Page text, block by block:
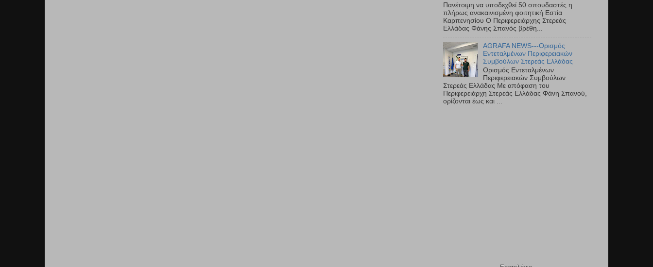
Πανέτοιμη να υποδεχθεί 50 σπουδαστές η
πλήρως ανακαινισμένη φοιτητική Εστία
Καρπενησίου Ο Περιφερειάρχης Στερεάς
Ελλάδας Φάνης Σπανός βρέθη...
AGRAFA NEWS---Ορισμός
Εντεταλμένων Περιφερειακών
Συμβούλων Στερεάς Ελλάδας
Ορισμός Εντεταλμένων
Περιφερειακών Συμβούλων
Στερεάς Ελλάδας Με απόφαση του
Περιφερειάρχη Στερεάς Ελλάδας Φάνη Σπανού,
ορίζονται έως και ...